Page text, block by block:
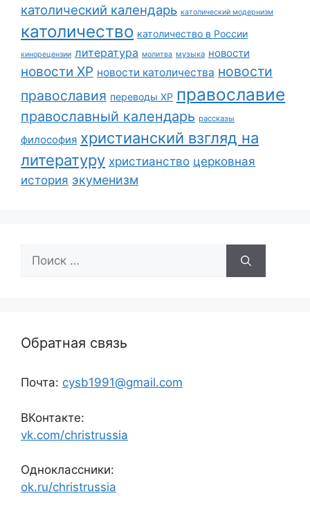
католический календарь католический модернизм
католичество католичество в России
кинорецензии литература молитва музыка новости
новости ХР новости католичества новости
православия переводы ХР православие
православный календарь рассказы
философия христианский взгляд на
литературу христианство церковная
история экуменизм
Поиск:
Обратная связь
Почта: cysb1991@gmail.com
ВКонтакте:
vk.com/christrussia
Одноклассники:
ok.ru/christrussia